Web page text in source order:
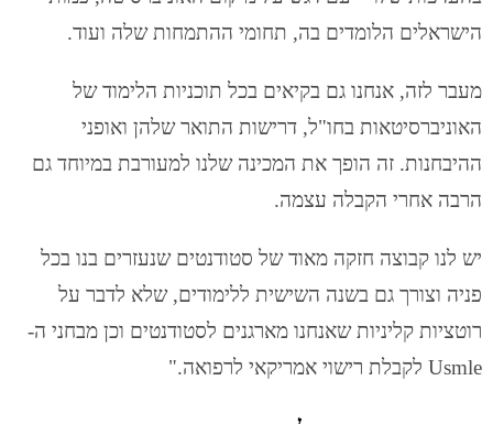
הישראלים הלומדים בה, תחומי ההתמחות שלה ועוד.
מעבר לזה, אנחנו גם בקיאים בכל תוכניות הלימוד של
האוניברסיטאות בחו"ל, דרישות התואר שלהן ואופני
ההיבחנות. זה הופך את המכינה שלנו למעורבת במיוחד גם
הרבה אחרי הקבלה עצמה.
יש לנו קבוצה חזקה מאוד של סטודנטים שנעזרים בנו בכל
פניה וצורך גם בשנה השישית ללימודים, שלא לדבר על
רוטציות קליניות שאנחנו מארגנים לסטודנטים וכן מבחני ה-
Usmle לקבלת רישוי אמריקאי לרפואה."